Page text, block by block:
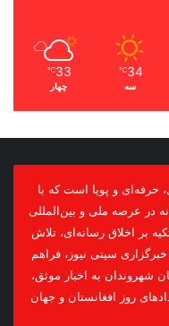
34
℃
سه
33
℃
چهار
و پویا است که با
در عرصه ملی و بین‌المللی
بر اخلاق رسانه‌ای، تلاش
سیتی نیوز، فراهم
به اخبار موثق،
روز افغانستان و جهان